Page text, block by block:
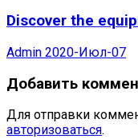
Discover the
Admin 2020-Июл-07
Добавить
Для отправки
авторизоваться.